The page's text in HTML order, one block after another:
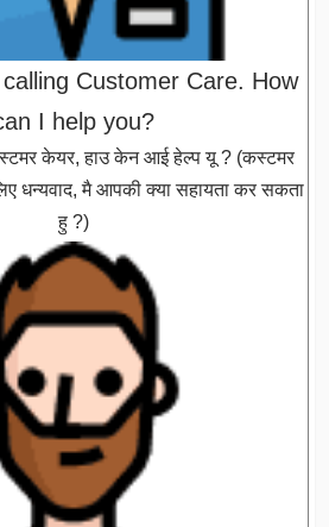
Customer Care. How
I help you?
केयर, हाउ केन आई हेल्प यू ? (कस्टमर
धन्यवाद, मै आपकी क्या सहायता कर सकता
हु ?)